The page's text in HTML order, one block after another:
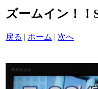
ズームイン！！
戻る | ホーム | 次へ